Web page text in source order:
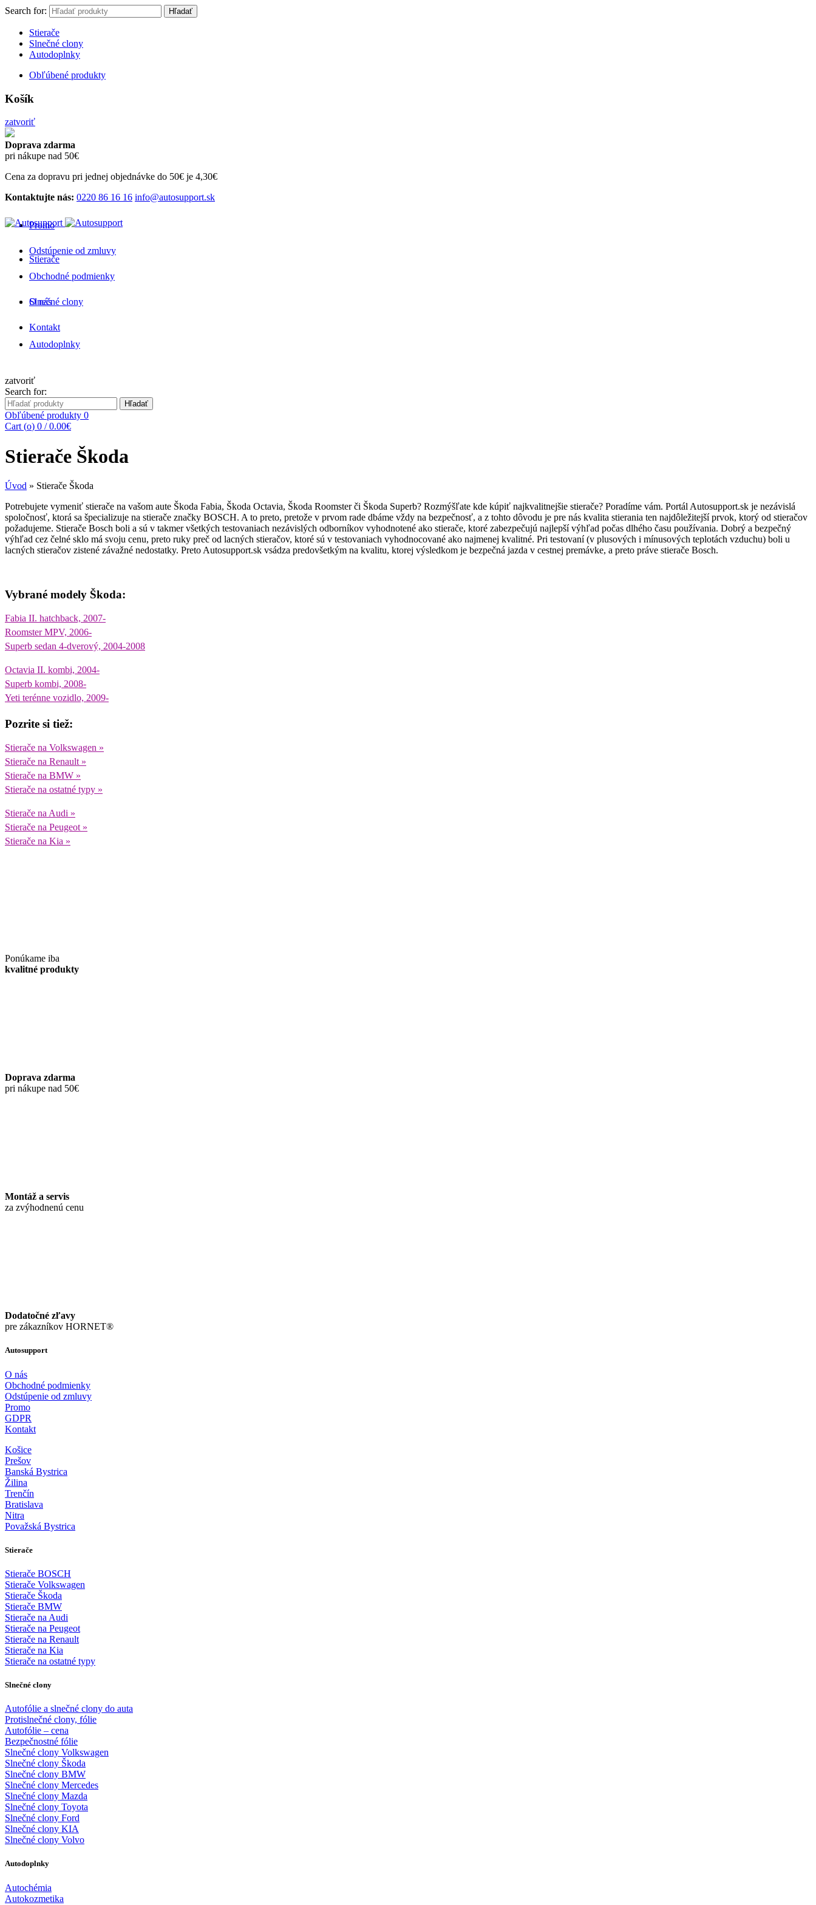
Search for: Hľadať
Stierače
Slnečné clony
Autodoplnky
Obľúbené produkty
Košík
zatvoriť
Doprava zdarma
pri nákupe nad 50€
Cena za dopravu pri jednej objednávke do 50€ je 4,30€
Kontaktujte nás: 0220 86 16 16 info@autosupport.sk
Promo
Odstúpenie od zmluvy
Obchodné podmienky
O nás
Kontakt
Stierače
Slnečné clony
Autodoplnky
zatvoriť
Search for:
Hľadať
Obľúbené produkty 0
Cart (o) 0 / 0.00€
Stierače Škoda
Úvod » Stierače Škoda
Potrebujete vymeniť stierače na vašom aute Škoda Fabia, Škoda Octavia, Škoda Roomster či Škoda Superb? Rozmýšľate kde kúpiť najkvalitnejšie stierače? Poradíme vám. Portál Autosupport.sk je nezávislá
spoločnosť, ktorá sa špecializuje na stierače značky BOSCH. A to preto, pretože v prvom rade dbáme vždy na bezpečnosť, a z tohto dôvodu je pre nás kvalita stierania ten najdôležitejší prvok, ktorý od stieračov
požadujeme. Stierače Bosch boli a sú v takmer všetkých testovaniach nezávislých odborníkov vyhodnotené ako stierače, ktoré zabezpečujú najlepší výhľad počas dlhého času používania. Dobrý a bezpečný
výhľad cez čelné sklo má svoju cenu, preto ruky preč od lacných stieračov, ktoré sú v testovaniach vyhodnocované ako najmenej kvalitné. Pri testovaní (v plusových i mínusových teplotách vzduchu) boli u
lacných stieračov zistené závažné nedostatky. Preto Autosupport.sk vsádza predovšetkým na kvalitu, ktorej výsledkom je bezpečná jazda v cestnej premávke, a preto práve stierače Bosch.
Vybrané modely Škoda:
Fabia II. hatchback, 2007-
Roomster MPV, 2006-
Superb sedan 4-dverový, 2004-2008
Octavia II. kombi, 2004-
Superb kombi, 2008-
Yeti terénne vozidlo, 2009-
Pozrite si tiež:
Stierače na Volkswagen »
Stierače na Renault »
Stierače na BMW »
Stierače na ostatné typy »
Stierače na Audi »
Stierače na Peugeot »
Stierače na Kia »
Ponúkame iba
kvalitné produkty
Doprava zdarma
pri nákupe nad 50€
Montáž a servis
za zvýhodnenú cenu
Dodatočné zľavy
pre zákazníkov HORNET®
Autosupport
O nás
Obchodné podmienky
Odstúpenie od zmluvy
Promo
GDPR
Kontakt
Košice
Prešov
Banská Bystrica
Žilina
Trenčín
Bratislava
Nitra
Považská Bystrica
Stierače
Stierače BOSCH
Stierače Volkswagen
Stierače Škoda
Stierače BMW
Stierače na Audi
Stierače na Peugeot
Stierače na Renault
Stierače na Kia
Stierače na ostatné typy
Slnečné clony
Autofólie a slnečné clony do auta
Protislnečné clony, fólie
Autofólie – cena
Bezpečnostné fólie
Slnečné clony Volkswagen
Slnečné clony Škoda
Slnečné clony BMW
Slnečné clony Mercedes
Slnečné clony Mazda
Slnečné clony Toyota
Slnečné clony Ford
Slnečné clony KIA
Slnečné clony Volvo
Autodoplnky
Autochémia
Autokozmetika